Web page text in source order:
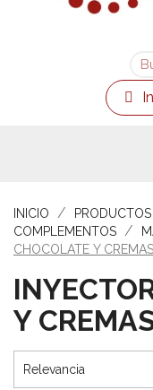
INICIO PRODUCTOS
COMPLEMENTOS
CHOCOLATE Y CREMAS
Y
Relevancia